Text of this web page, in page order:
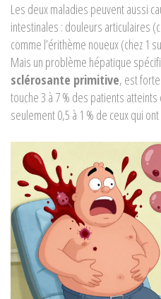
Les deux maladies peuvent aussi
intestinales : douleurs articulaires
comme l’érithème noueux (chez 1
Mais un problème hépatique
sclérosante primitive, est
touche 3 à 7 % des patients
seulement 0,5 à 1 % de ceux qui